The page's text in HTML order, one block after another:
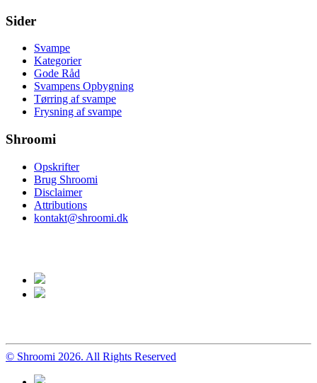
Sider
Svampe
Kategorier
Gode Råd
Svampens Opbygning
Tørring af svampe
Frysning af svampe
Shroomi
Opskrifter
Brug Shroomi
Disclaimer
Attributions
kontakt@shroomi.dk
© Shroomi 2026. All Rights Reserved